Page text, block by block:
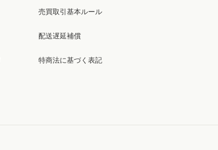
売買取引基本ルール
配送遅延補償
特商法に基づく表記